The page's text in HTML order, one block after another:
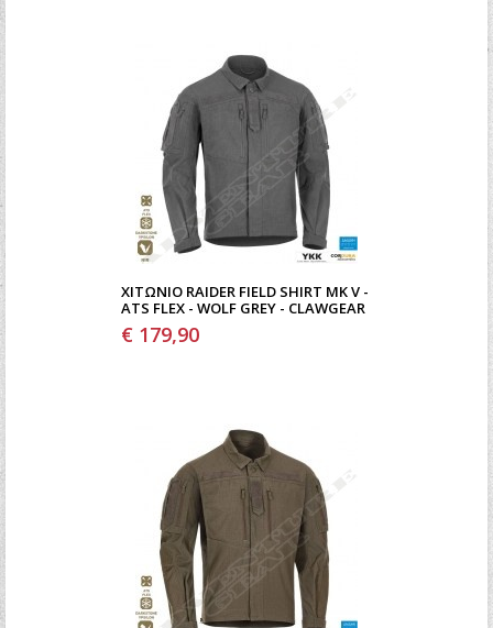
ΧΙΤΏΝΙΟ RAIDER FIELD SHIRT MK V -
ATS FLEX - WOLF GREY - CLAWGEAR
€ 179,90